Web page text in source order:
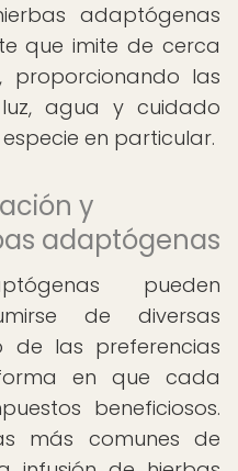
adaptógenas
que imite de cerca
proporcionando las
agua y cuidado
en particular.
y
adaptógenas
pueden
de diversas
de las preferencias
en que cada
beneficiosos.
más comunes de